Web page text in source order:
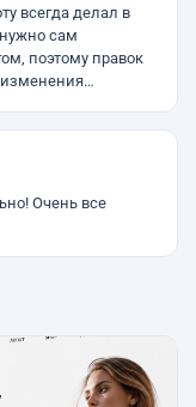
всегда делал в
сам
поэтому правок
Очень все